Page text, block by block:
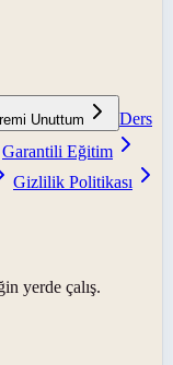
Unuttum
Ders
Garantili Eğitim
Gizlilik Politikası
yerde çalış.